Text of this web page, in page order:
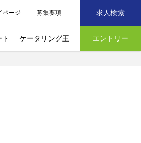
ケータリング王
ページ 募集要項 求人検索
エントリー